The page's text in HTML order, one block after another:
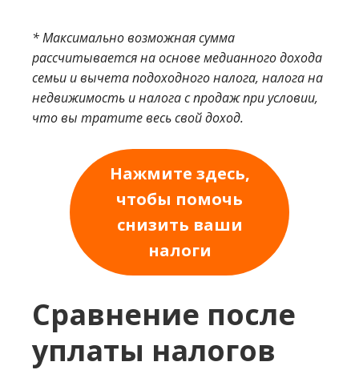
* Максимально возможная сумма
рассчитывается на основе медианного дохода
семьи и вычета подоходного налога, налога на
недвижимость и налога с продаж при условии,
что вы тратите весь свой доход.
Нажмите здесь,
чтобы помочь
снизить ваши
налоги
Сравнение после
уплаты налогов